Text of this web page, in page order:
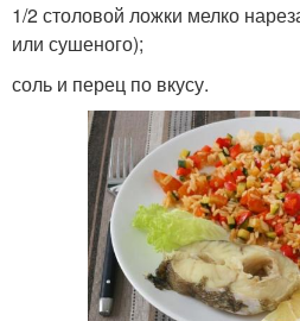
1/2 столовой ложки мелко
или сушеного);
соль и перец по вкусу.